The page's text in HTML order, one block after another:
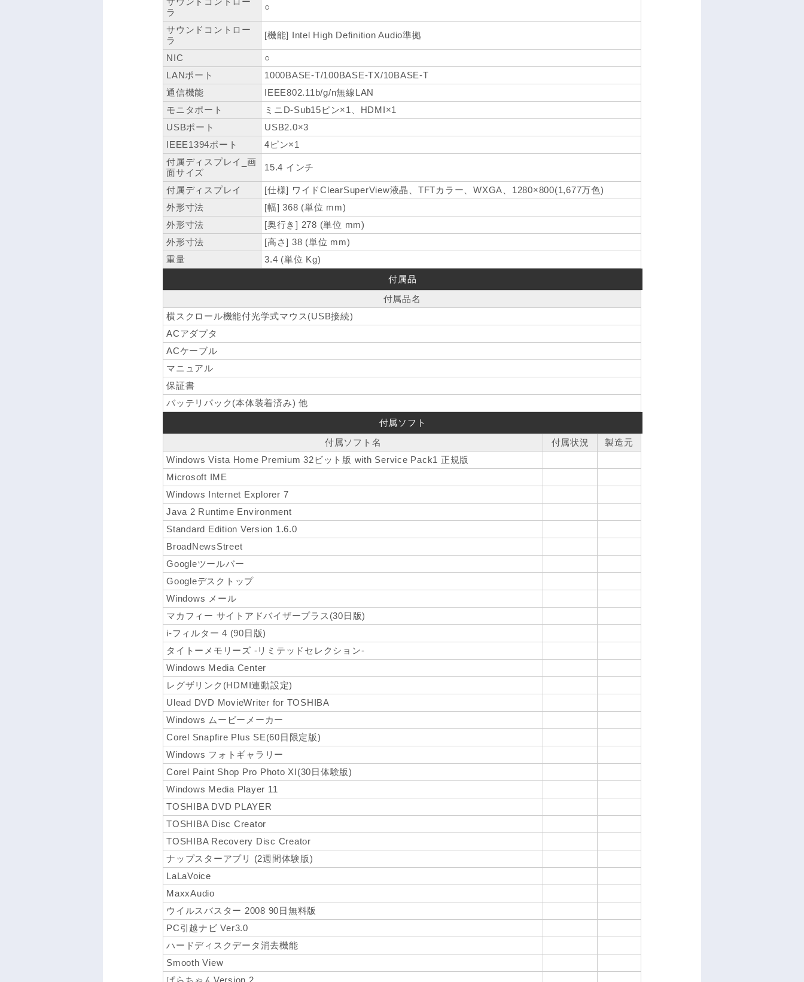
ラ
○
サウンドコントロー
ラ
[機能] Intel High Definition Audio準拠
NIC
○
LANポート
1000BASE-T/100BASE-TX/10BASE-T
通信機能
IEEE802.11b/g/n無線LAN
モニタポート
ミニD-Sub15ピン×1、HDMI×1
USBポート
USB2.0×3
IEEE1394ポート
4ピン×1
付属ディスプレイ_画
面サイズ
15.4 インチ
付属ディスプレイ
[仕様] ワイドClearSuperView液晶、TFTカラー、WXGA、1280×800(1,677万色)
外形寸法
[幅] 368 (単位 mm)
外形寸法
[奥行き] 278 (単位 mm)
外形寸法
[高さ] 38 (単位 mm)
重量
3.4 (単位 Kg)
付属品
付属品名
横スクロール機能付光学式マウス(USB接続)
ACアダプタ
ACケーブル
マニュアル
保証書
バッテリパック(本体装着済み) 他
付属ソフト
付属ソフト名
付属状況
製造元
Windows Vista Home Premium 32ビット版 with Service Pack1 正規版
Microsoft IME
Windows Internet Explorer 7
Java 2 Runtime Environment
Standard Edition Version 1.6.0
BroadNewsStreet
Googleツールバー
Googleデスクトップ
Windows メール
マカフィー サイトアドバイザープラス(30日版)
i-フィルター 4 (90日版)
タイトーメモリーズ -リミテッドセレクション-
Windows Media Center
レグザリンク(HDMI連動設定)
Ulead DVD MovieWriter for TOSHIBA
Windows ムービーメーカー
Corel Snapfire Plus SE(60日限定版)
Windows フォトギャラリー
Corel Paint Shop Pro Photo XI(30日体験版)
Windows Media Player 11
TOSHIBA DVD PLAYER
TOSHIBA Disc Creator
TOSHIBA Recovery Disc Creator
ナップスターアプリ (2週間体験版)
LaLaVoice
MaxxAudio
ウイルスバスター 2008 90日無料版
PC引越ナビ Ver3.0
ハードディスクデータ消去機能
Smooth View